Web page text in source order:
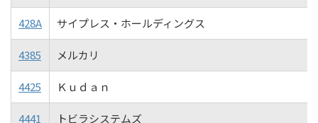
428A サイプレス・ホールディングス
4385 メルカリ
4425 Ｋｕｄａｎ
4441 トビラシステムズ